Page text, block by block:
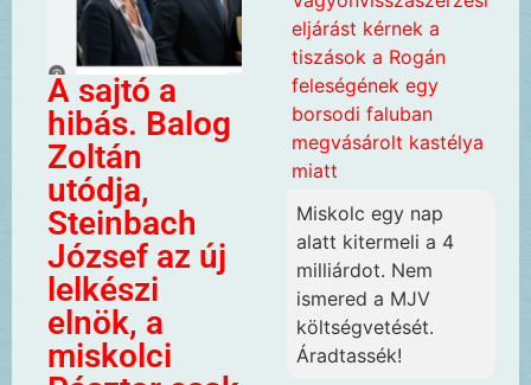
A sajtó a
hibás. Balog
Zoltán
utódja,
Steinbach
József az új
lelkészi
elnök, a
miskolci
eljárást kérnek a
tiszások a Rogán
feleségének egy
borsodi faluban
megvásárolt kastélya
miatt
Miskolc egy nap
alatt kitermeli a 4
milliárdot. Nem
ismered a MJV
költségvetését.
Áradtassék!